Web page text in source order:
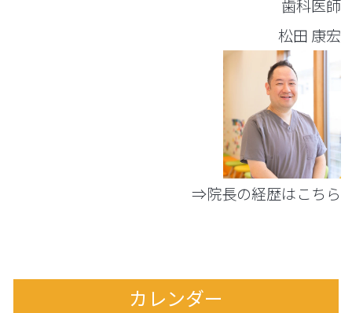
歯科医師
松田 康宏
⇒院長の経歴はこちら
カレンダー